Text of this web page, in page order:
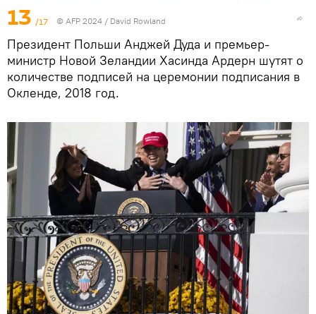
13 /17 © AFP 2024 / David Rowland
Президент Польши Анджей Дуда и премьер-
министр Новой Зеландии Хасинда Ардерн шутят о
количестве подписей на церемонии подписания в
Окленде, 2018 год.